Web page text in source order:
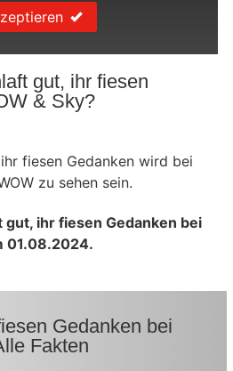
gut, ihr fiesen
& Sky?
fiesen Gedanken wird bei
zu sehen sein.
gut, ihr fiesen Gedanken bei
01.08.2024.
Gedanken bei
Fakten